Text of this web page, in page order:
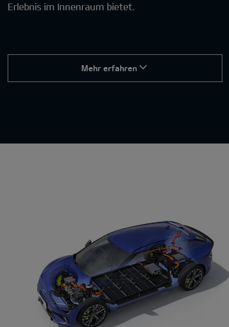
Erlebnis im Innenraum bietet.
Mehr erfahren